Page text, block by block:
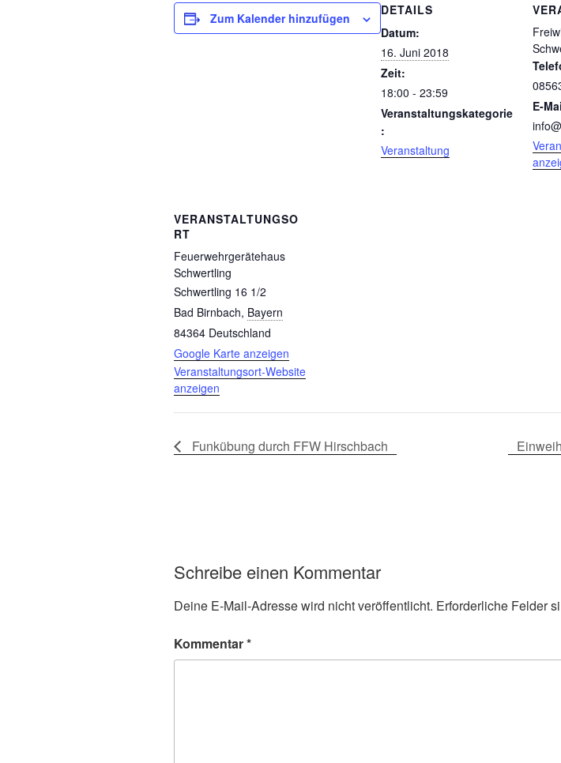
Zum Kalender hinzufügen
DETAILS
Datum:
16. Juni 2018
Zeit:
18:00 - 23:59
Veranstaltungskategorie
:
Veranstaltung
E-
VERANSTALTUNGSO
RT
Feuerwehrgerätehaus
Schwertling
Schwertling 16 1/2
Bad Birnbach, Bayern
84364 Deutschland
Google Karte anzeigen
Veranstaltungsort-Website
anzeigen
Funkübung durch FFW Hirschbach
Schreibe einen Kommentar
Deine E-Mail-Adresse wird nicht veröffentlicht. Erforderliche Felder
Kommentar*